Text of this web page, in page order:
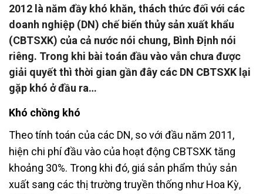
2012 là năm đầy khó khăn, thách thức đối với các
doanh nghiệp (DN) chế biến thủy sản xuất khẩu
(CBTSXK) của cả nước nói chung, Bình Định nói
riêng. Trong khi bài toán đầu vào vẫn chưa được
giải quyết thì thời gian gần đây các DN CBTSXK lại
gặp khó ở đầu ra…
Khó chồng khó
Theo tính toán của các DN, so với đầu năm 2011,
hiện chi phí đầu vào của hoạt động CBTSXK tăng
khoảng 30%. Trong khi đó, giá sản phẩm thủy sản
xuất sang các thị trường truyền thống như Hoa Kỳ,